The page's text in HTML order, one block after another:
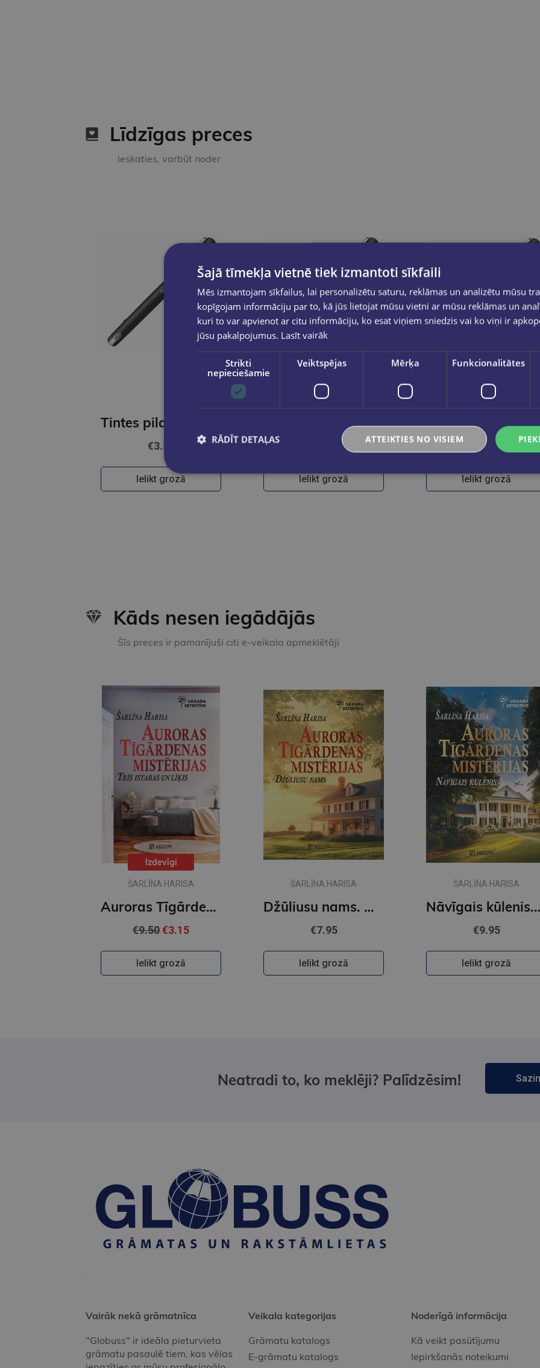
Līdzīgas preces
Ieskaties, varbūt noder
€3.30
Ielikt grozā
Tintes pildspalva STABILO dr!ve, M, zila
Ielikt grozā
Tintes
€3.30
Ielikt grozā
Kāds nesen iegādājās
Šīs preces ir pamanījuši citi e-veikala apmeklētāji
Izdevīgi
ŠARLĪNA HARISA
Auroras Tīgārdenas mistērijas. Trīs istabas un līķis
€9.50€3.15
Ielikt grozā
ŠARLĪNA HARISA
Džūliusu nams. Auroras Tīgārdenas mistērijas
€7.95
Ielikt grozā
ŠARLĪNA HARISA
Nāvīgais
€9.95
Ielikt grozā
Neatradi to, ko meklēji? Palīdzēsim!
Vairāk nekā grāmatnīca
"Globuss" ir ideāla pieturvieta
grāmatu pasaulē tiem, kas vēlas
Veikala kategorijas
Grāmatu katalogs
E-grāmatu katalogs
Noderīgā informācija
Kā veikt pasūtījumu
Iepirkšanās noteikumi
Šajā tīmekļa vietnē tiek izmantoti sīkfaili
Mēs izmantojam sīkfailus, lai personalizētu saturu, reklāmas un analizētu mūsu
kopīgojam informāciju par to, kā jūs lietojat mūsu vietni ar mūsu reklāmas un
kuri to var apvienot ar citu informāciju, ko esat viņiem sniedzis vai ko viņi ir
jūsu pakalpojumus. Lasīt vairāk
Strikti
nepieciešamie
Veiktspējas Mērķa Funkcionalitātes
ATTEIKTIES NO VISIEM
RĀDĪT DETAĻAS